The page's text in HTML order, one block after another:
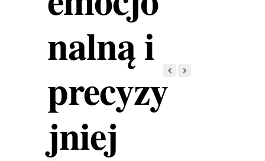
nalną i
precyzy
jniej